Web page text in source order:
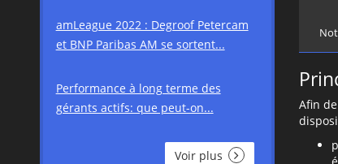
amLeague 2022 : Degroof Petercam
et BNP Paribas AM se sortent...
Performance à long terme des
gérants actifs: que peut-on...
Voir plus
Afin